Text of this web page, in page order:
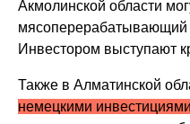
Акмолинской области
мясоперерабатывающий
Инвестором выступают
Также в Алматинской
немецкими инвестициями